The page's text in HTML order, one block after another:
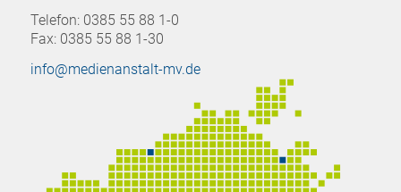
Telefon: 0385 55 88 1-0
Fax: 0385 55 88 1-30
info@medienanstalt-mv.de